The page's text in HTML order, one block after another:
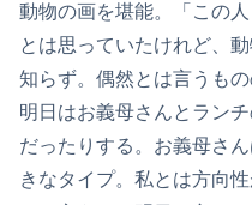
動物の画を堪能。「この
とは思っていたけれど、
知らず。偶然とは言うもの
明日はお義母さんとラン
だったりする。お義母さ
きなタイプ。私とは方向